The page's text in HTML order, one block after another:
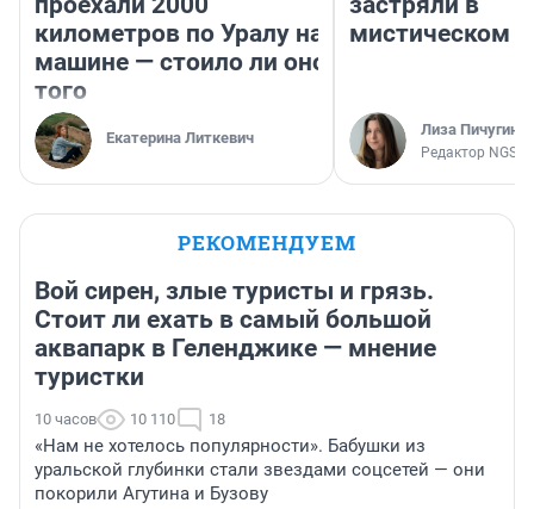
километров по Уралу на
машине — стоило ли оно
того
Екатерина Литкевич
мистическом
Лиза Пичугина
Редактор
РЕКОМЕНДУЕМ
Вой сирен, злые туристы и грязь.
Стоит ли ехать в самый большой
аквапарк в Геленджике — мнение
туристки
10 часов 10 110 18
«Нам не хотелось популярности». Бабушки из
уральской глубинки стали звездами соцсетей — они
покорили Агутина и Бузову